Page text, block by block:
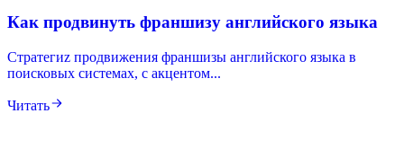
Как продвинуть франшизу английского языка
Cтратегиz продвижения франшизы английского языка в
поисковых системах, с акцентом...
Читать